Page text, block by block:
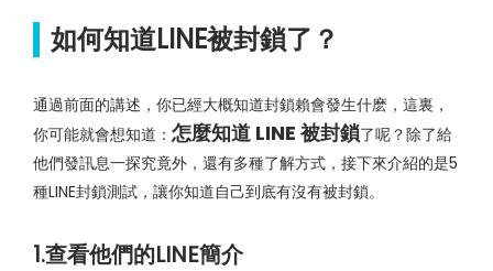
如何知道LINE被封鎖了？
通過前面的講述，你已經大概知道封鎖賴會發生什麽，這裏，
你可能就會想知道： 怎麼知道 LINE 被封鎖了呢？除了給
他們發訊息一探究竟外，還有多種了解方式，接下來介紹的是5
種LINE封鎖測試，讓你知道自己到底有沒有被封鎖。
1.查看他們的LINE簡介